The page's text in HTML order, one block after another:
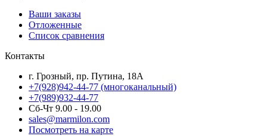
Ваши заказы
Отложенные
Список сравнения
Контакты
г. Грозный, пр. Путина, 18А
+7(928)942-44-77 (многоканальный)
+7(989)932-44-77
Сб-Чт 9.00 - 19.00
sales@marmilon.com
Посмотреть на карте